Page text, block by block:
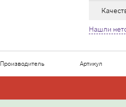
Нашли
Производитель Артикул